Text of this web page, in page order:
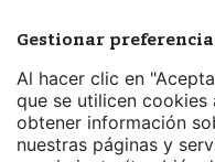
Gestionar
Al hacer clic en
que se utilicen cookies
obtener información
nuestras páginas y